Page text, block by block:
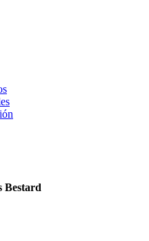
Bestard